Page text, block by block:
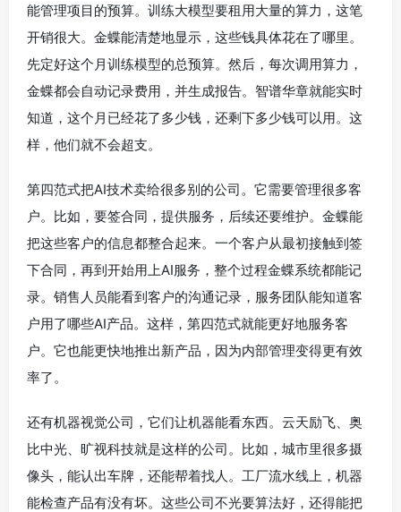
能管理项目的预算。训练大模型要租用大量的算力，这笔
开销很大。金蝶能清楚地显示，这些钱具体花在了哪里。
先定好这个月训练模型的总预算。然后，每次调用算力，
金蝶都会自动记录费用，并生成报告。智谱华章就能实时
知道，这个月已经花了多少钱，还剩下多少钱可以用。这
样，他们就不会超支。
第四范式把AI技术卖给很多别的公司。它需要管理很多客
户。比如，要签合同，提供服务，后续还要维护。金蝶能
把这些客户的信息都整合起来。一个客户从最初接触到签
下合同，再到开始用上AI服务，整个过程金蝶系统都能记
录。销售人员能看到客户的沟通记录，服务团队能知道客
户用了哪些AI产品。这样，第四范式就能更好地服务客
户。它也能更快地推出新产品，因为内部管理变得更有效
率了。
还有机器视觉公司，它们让机器能看东西。云天励飞、奥
比中光、旷视科技就是这样的公司。比如，城市里很多摄
像头，能认出车牌，还能帮着找人。工厂流水线上，机器
能检查产品有没有坏。这些公司不光要算法好，还得能把